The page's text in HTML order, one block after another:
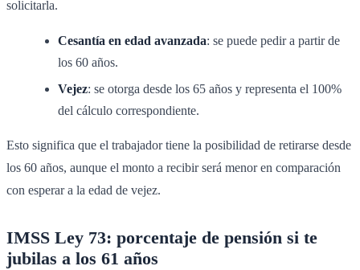
solicitarla.
Cesantía en edad avanzada: se puede pedir a partir de
los 60 años.
Vejez: se otorga desde los 65 años y representa el 100%
del cálculo correspondiente.
Esto significa que el trabajador tiene la posibilidad de retirarse desde
los 60 años, aunque el monto a recibir será menor en comparación
con esperar a la edad de vejez.
IMSS Ley 73: porcentaje de pensión si te
jubilas a los 61 años